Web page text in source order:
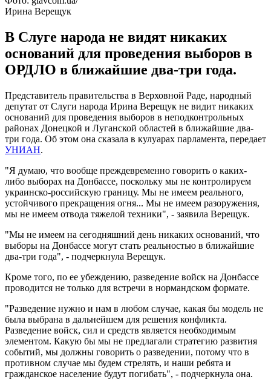
Ирина Верещук
В Слуге народа не видят никаких
оснований для проведения выборов в
ОРДЛО в ближайшие два-три года.
Представитель правительства в Верховной Раде, народный
депутат от Слуги народа Ирина Верещук не видит никаких
оснований для проведения выборов в неподконтрольных
районах Донецкой и Луганской областей в ближайшие два-
три года. Об этом она сказала в кулуарах парламента, передает
УНИАН.
"Я думаю, что вообще преждевременно говорить о каких-
либо выборах на Донбассе, поскольку мы не контролируем
украинско-российскую границу. Мы не имеем реального,
устойчивого прекращения огня... Мы не имеем разоружения,
мы не имеем отвода тяжелой техники", - заявила Верещук.
"Мы не имеем на сегодняшний день никаких оснований, что
выборы на Донбассе могут стать реальностью в ближайшие
два-три года", - подчеркнула Верещук.
Кроме того, по ее убеждению, разведение войск на Донбассе
проводится не только для встречи в нормандском формате.
"Разведение нужно и нам в любом случае, какая бы модель не
была выбрана в дальнейшем для решения конфликта.
Разведение войск, сил и средств является необходимым
элементом. Какую бы мы не предлагали стратегию развития
событий, мы должны говорить о разведении, потому что в
противном случае мы будем стрелять, и наши ребята и
гражданское население будут погибать", - подчеркнула она.